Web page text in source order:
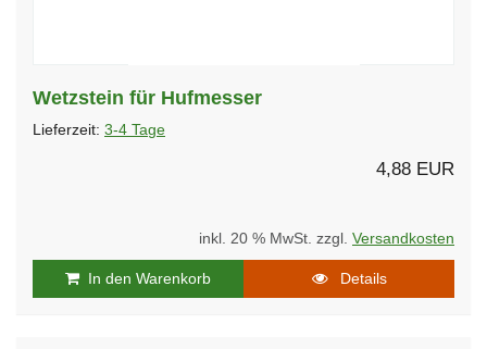
Wetzstein für Hufmesser
Lieferzeit: 3-4 Tage
4,88 EUR
inkl. 20 % MwSt. zzgl. Versandkosten
In den Warenkorb Details